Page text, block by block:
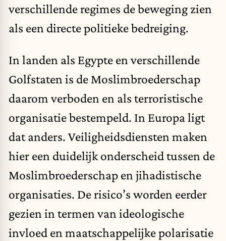
verschillende regimes de beweging zien
als een directe politieke bedreiging.
In landen als Egypte en verschillende
Golfstaten is de Moslimbroederschap
daarom verboden en als terroristische
organisatie bestempeld. In Europa ligt
dat anders. Veiligheidsdiensten maken
hier een duidelijk onderscheid tussen de
Moslimbroederschap en jihadistische
organisaties. De risico’s worden eerder
gezien in termen van ideologische
invloed en maatschappelijke polarisatie